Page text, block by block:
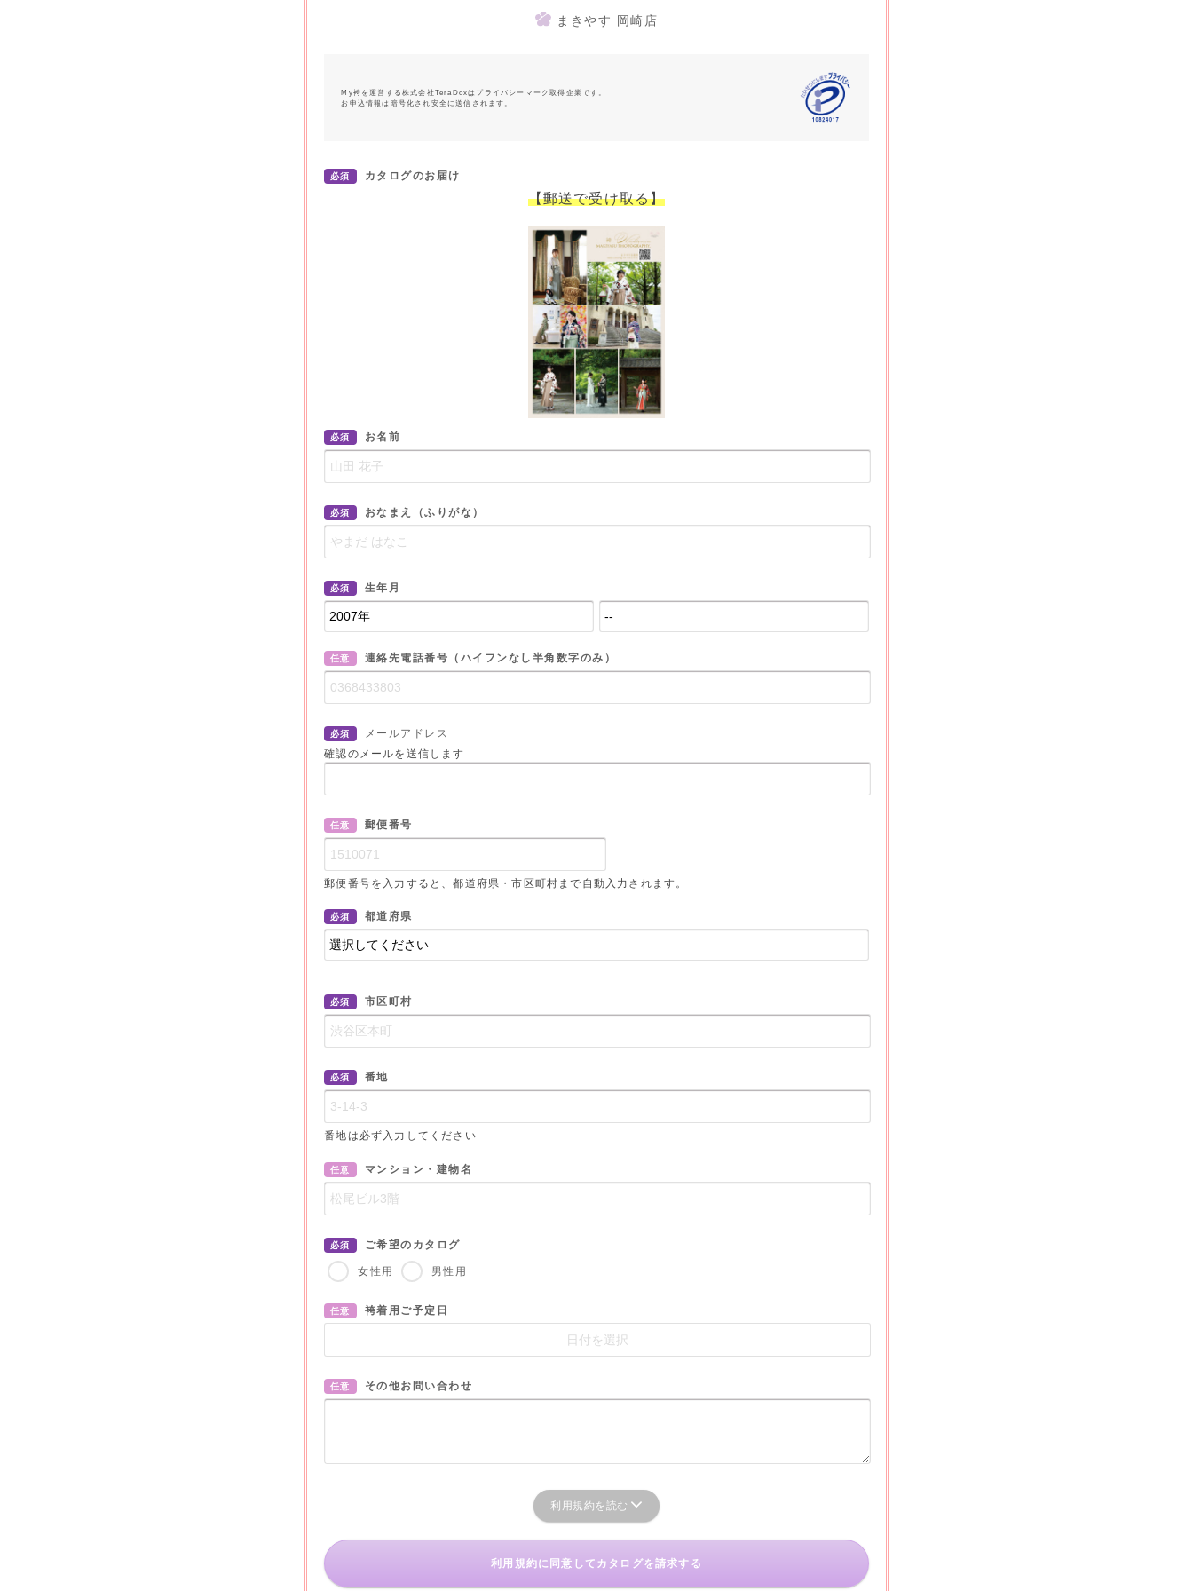
まきやす 岡崎店
My袴を運営する株式会社TeraDoxはプライバシーマーク取得企業です。
お申込情報は暗号化され安全に送信されます。
必須 カタログのお届け
【郵送で受け取る】
必須 お名前
必須 おなまえ（ふりがな）
必須 生年月
任意 連絡先電話番号（ハイフンなし半角数字のみ）
必須
メールアドレス
確認のメールを送信します
任意 郵便番号
郵便番号を入力すると、都道府県・市区町村まで自動入力されます。
必須 都道府県
必須 市区町村
必須 番地
番地は必ず入力してください
任意 マンション・建物名
必須 ご希望のカタログ
女性用 男性用
任意 袴着用ご予定日
任意 その他お問い合わせ
利用規約を読む
利用規約に同意してカタログを請求する